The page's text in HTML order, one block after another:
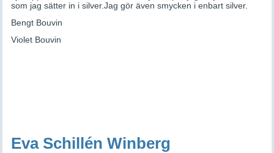
som jag sätter in i silver.Jag gör även smycken i enbart silver.
Bengt Bouvin
Violet Bouvin
Eva Schillén Winberg